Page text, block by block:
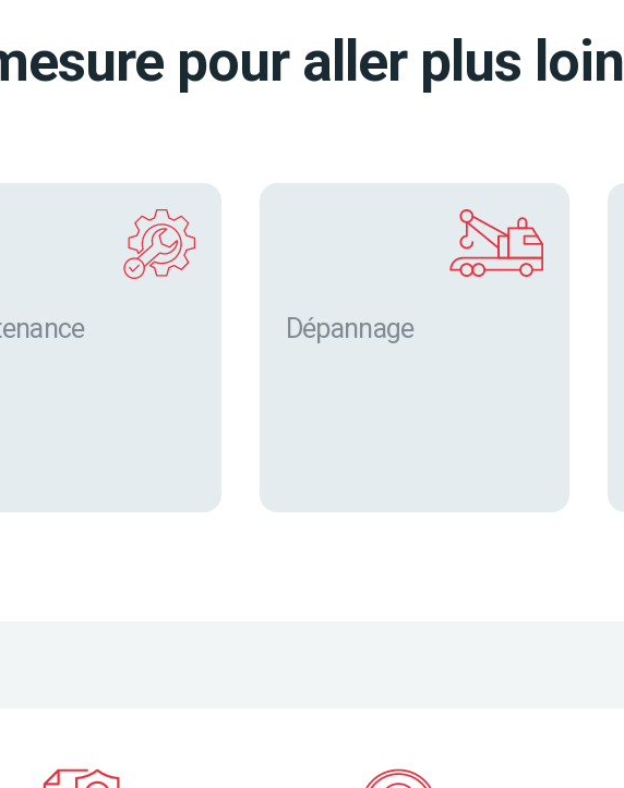
pour aller plus loin
Dépannage